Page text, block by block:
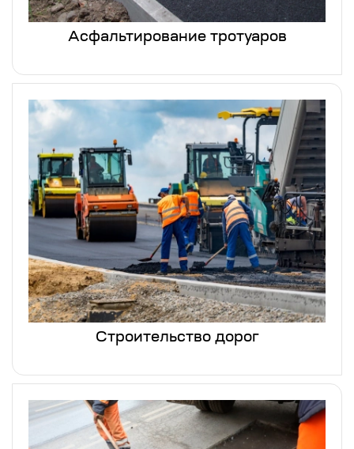
Асфальтирование тротуаров
Строительство дорог